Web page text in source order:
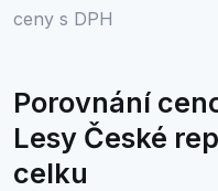
ceny s DPH
Porovnání
Lesy České
celku